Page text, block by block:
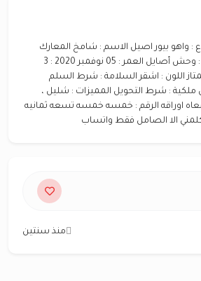
: واهو بيور اصيل الاسم : شامخ المعارك
الاب : ماجيليان أبال الام : وحش أصايل العمر : 05 نوفمبر 2020 : 3
اللون : اشقر السلامة : شرط السلم
: شرط التحويل المميزات : شليل ،
اوراقه الرقم : خمسه خمسه تسعه ثمانيه
الا الصامل فقط واتساب
منذ سنتين